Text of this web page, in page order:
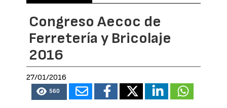
Congreso Aecoc de
Ferretería y Bricolaje
2016
27/01/2016
560